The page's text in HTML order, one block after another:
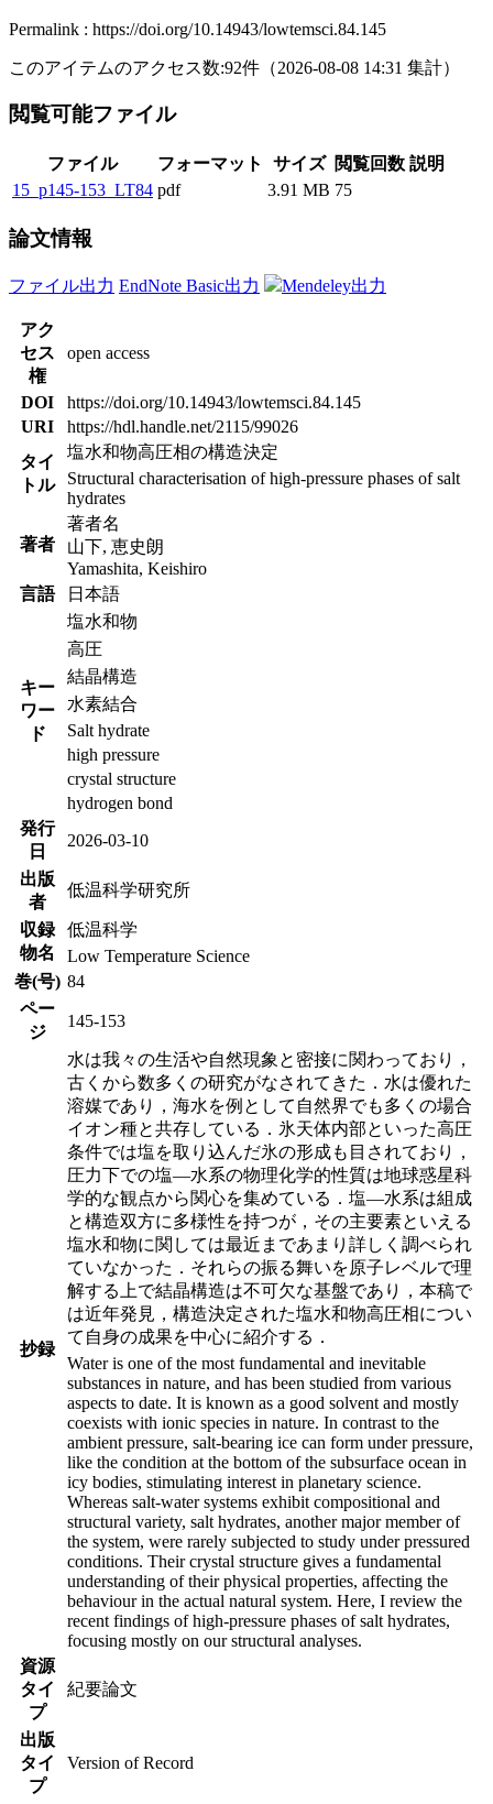
Permalink : https://doi.org/10.14943/lowtemsci.84.145
このアイテムのアクセス数:92件 （2026-08-08 14:31 集計）
閲覧可能ファイル
ファイル フォーマット サイズ 閲覧回数 説明
15_p145-153_LT84 pdf 3.91 MB 75
論文情報
ファイル出力 EndNote Basic出力 Mendeley出力
アク
セス
権
open access
DOI
https://doi.org/10.14943/lowtemsci.84.145
URI
https://hdl.handle.net/2115/99026
タイ
トル
塩水和物高圧相の構造決定
Structural characterisation of high-pressure phases of salt
hydrates
著者
著者名
山下, 恵史朗
Yamashita, Keishiro
言語
日本語
キー
ワー
ド
塩水和物
高圧
結晶構造
水素結合
Salt hydrate
high pressure
crystal structure
hydrogen bond
発行
日
2026-03-10
出版
者
低温科学研究所
収録
物名
低温科学
Low Temperature Science
巻(号) 84
ペー
ジ
145-153
抄録
水は我々の生活や自然現象と密接に関わっており，
古くから数多くの研究がなされてきた．水は優れた
溶媒であり，海水を例として自然界でも多くの場合
イオン種と共存している．氷天体内部といった高圧
条件では塩を取り込んだ氷の形成も目されており，
圧力下での塩―水系の物理化学的性質は地球惑星科
学的な観点から関心を集めている．塩―水系は組成
と構造双方に多様性を持つが，その主要素といえる
塩水和物に関しては最近まであまり詳しく調べられ
ていなかった．それらの振る舞いを原子レベルで理
解する上で結晶構造は不可欠な基盤であり，本稿で
は近年発見，構造決定された塩水和物高圧相につい
て自身の成果を中心に紹介する．
Water is one of the most fundamental and inevitable
substances in nature, and has been studied from various
aspects to date. It is known as a good solvent and mostly
coexists with ionic species in nature. In contrast to the
ambient pressure, salt-bearing ice can form under pressure,
like the condition at the bottom of the subsurface ocean in
icy bodies, stimulating interest in planetary science.
Whereas salt-water systems exhibit compositional and
structural variety, salt hydrates, another major member of
the system, were rarely subjected to study under pressured
conditions. Their crystal structure gives a fundamental
understanding of their physical properties, affecting the
behaviour in the actual natural system. Here, I review the
recent findings of high-pressure phases of salt hydrates,
focusing mostly on our structural analyses.
資源
タイ
プ
紀要論文
出版
タイ
プ
Version of Record